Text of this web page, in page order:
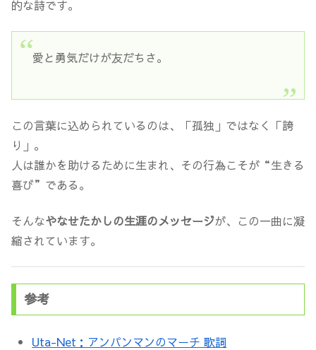
的な詩です。
愛と勇気だけが友だちさ。
この言葉に込められているのは、「孤独」ではなく「誇
り」。
人は誰かを助けるために生まれ、その行為こそが“生きる
喜び”である。
そんなやなせたかしの生涯のメッセージが、この一曲に凝
縮されています。
参考
Uta-Net：アンパンマンのマーチ 歌詞